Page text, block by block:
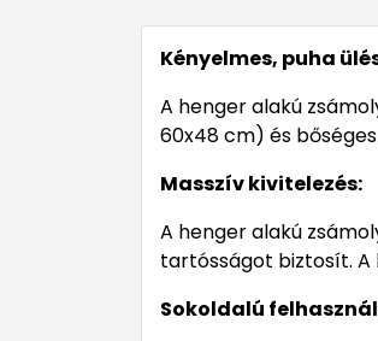
Kényelmes, puha
A henger alakú
60x48 cm) és
Masszív kivitelezés:
A henger alakú
tartósságot biztosít. A
Sokoldalú